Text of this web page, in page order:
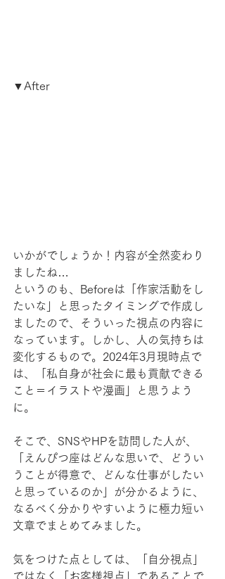
▼After
いかがでしょうか！内容が全然変わり
ましたね…
というのも、Beforeは「作家活動をし
たいな」と思ったタイミングで作成し
ましたので、そういった視点の内容に
なっています。しかし、人の気持ちは
変化するもので。2024年3月現時点で
は、「私自身が社会に最も貢献できる
こと＝イラストや漫画」と思うよう
に。
そこで、SNSやHPを訪問した人が、
「えんぴつ座はどんな思いで、どうい
うことが得意で、どんな仕事がしたい
と思っているのか」が分かるように、
なるべく分かりやすいように極力短い
文章でまとめてみました。
気をつけた点としては、「自分視点」
ではなく「お客様視点」であることで